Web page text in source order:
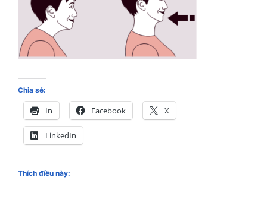
Chia sẻ:
In Facebook X
LinkedIn
Thích điều này: